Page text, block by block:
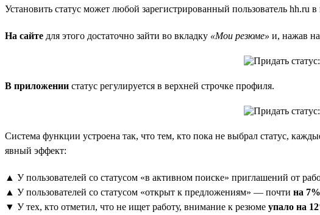
Установить статус может любой зарегистрированный пользователь hh.ru
На сайте для этого достаточно зайти во вкладку «Мои резюме» и, нажав
В приложении статус регулируется в верхней строчке профиля.
Система функции устроена так, что тем, кто пока не выбрал статус,
явный эффект:
▲ У пользователей со статусом «в активном поиске» приглашений от
▲ У пользователей со статусом «открыт к предложениям» — почти на 7%
▼ У тех, кто отметил, что не ищет работу, внимание к резюме упало на